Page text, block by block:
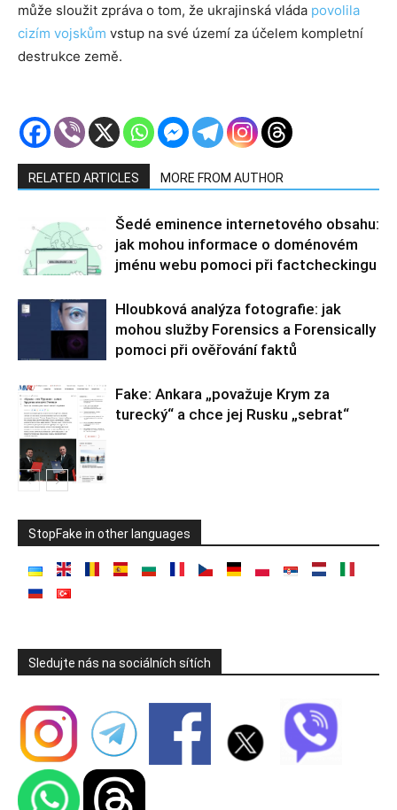
může sloužit zpráva o tom, že ukrajinská vláda povolila
cizím vojskům vstup na své území za účelem kompletní
destrukce země.
RELATED ARTICLES MORE FROM AUTHOR
Šedé eminence internetového obsahu:
jak mohou informace o doménovém
jménu webu pomoci při factcheckingu
Hloubková analýza fotografie: jak
mohou služby Forensics a Forensically
pomoci při ověřování faktů
Fake: Ankara „považuje Krym za
turecký“ a chce jej Rusku „sebrat“
StopFake in other languages
Sledujte nás na sociálních sítích